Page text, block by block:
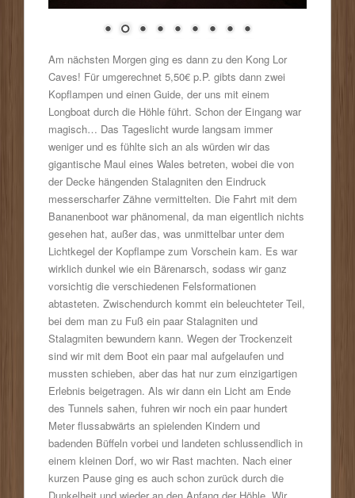
Am nächsten Morgen ging es dann zu den Kong Lor
Caves! Für umgerechnet 5,50€ p.P. gibts dann zwei
Kopflampen und einen Guide, der uns mit einem
Longboat durch die Höhle führt. Schon der Eingang war
magisch… Das Tageslicht wurde langsam immer
weniger und es fühlte sich an als würden wir das
gigantische Maul eines Wales betreten, wobei die von
der Decke hängenden Stalagniten den Eindruck
messerscharfer Zähne vermittelten. Die Fahrt mit dem
Bananenboot war phänomenal, da man eigentlich nichts
gesehen hat, außer das, was unmittelbar unter dem
Lichtkegel der Kopflampe zum Vorschein kam. Es war
wirklich dunkel wie ein Bärenarsch, sodass wir ganz
vorsichtig die verschiedenen Felsformationen
abtasteten. Zwischendurch kommt ein beleuchteter Teil,
bei dem man zu Fuß ein paar Stalagniten und
Stalagmiten bewundern kann. Wegen der Trockenzeit
sind wir mit dem Boot ein paar mal aufgelaufen und
mussten schieben, aber das hat nur zum einzigartigen
Erlebnis beigetragen. Als wir dann ein Licht am Ende
des Tunnels sahen, fuhren wir noch ein paar hundert
Meter flussabwärts an spielenden Kindern und
badenden Büffeln vorbei und landeten schlussendlich in
einem kleinen Dorf, wo wir Rast machten. Nach einer
kurzen Pause ging es auch schon zurück durch die
Dunkelheit und wieder an den Anfang der Höhle. Wir